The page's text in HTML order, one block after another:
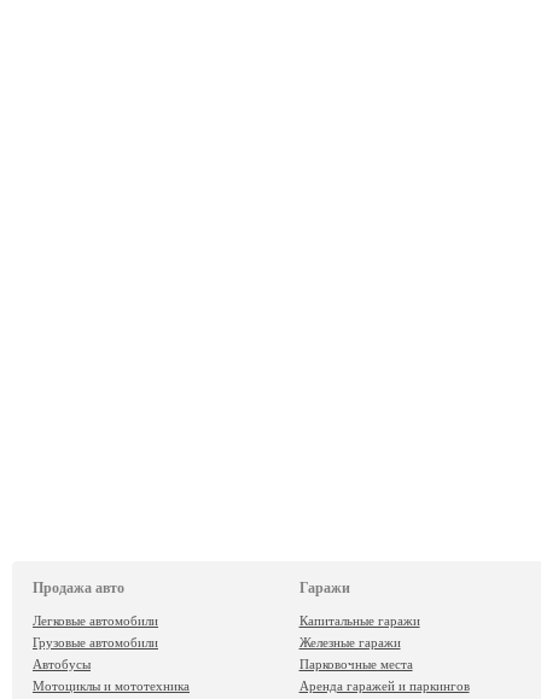
Продажа авто
Легковые автомобили
Грузовые автомобили
Автобусы
Мотоциклы и мототехника
Гаражи
Капитальные гаражи
Железные гаражи
Парковочные места
Аренда гаражей и паркингов